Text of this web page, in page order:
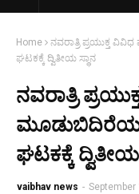
Home
ನವರಾತ್ರಿ ಪ್ರಯುಕ್ತ
ಘಟಕಕ್ಕೆ ದ್ವಿತೀಯ ಸ್ಥಾನ
ನವರಾತ್ರಿ
ಮೂಡುಬಿದಿರೆಯ
ಘಟಕಕ್ಕೆ ದ್ವಿತೀಯ
vaibhav news - September